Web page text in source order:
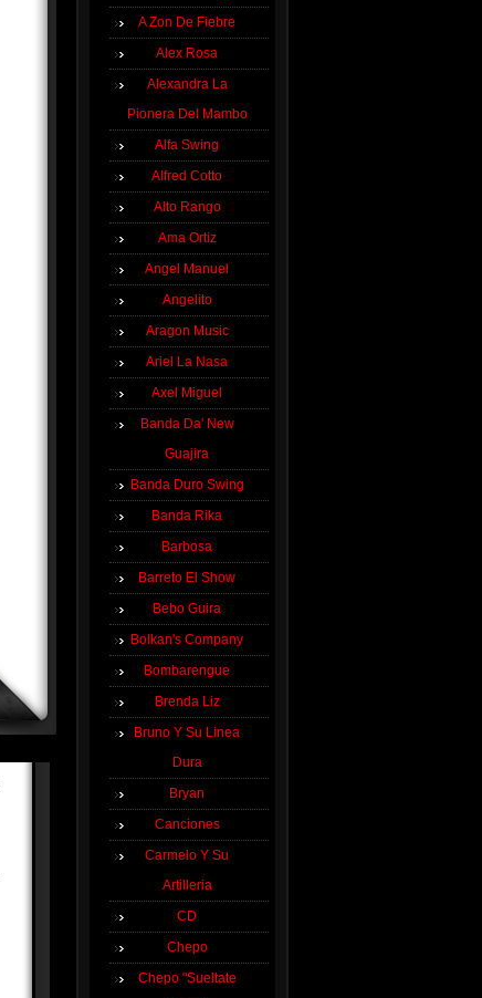
A Zon De Fiebre
Alex Rosa
Alexandra La
Pionera Del Mambo
Alfa Swing
Alfred Cotto
Alto Rango
Ama Ortiz
Angel Manuel
Angelito
Aragon Music
Ariel La Nasa
Axel Miguel
Banda Da' New
Guajira
Banda Duro Swing
Banda Rika
Barbosa
Barreto El Show
Bebo Guira
Bolkan's Company
Bombarengue
Brenda Liz
Bruno Y Su Linea
Dura
Bryan
Canciones
Carmelo Y Su
Artilleria
CD
Chepo
Chepo "Sueltate